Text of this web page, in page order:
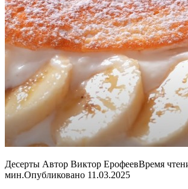
Десерты Автор Виктор ЕрофеевВремя
мин.Опубликовано 11.03.2025